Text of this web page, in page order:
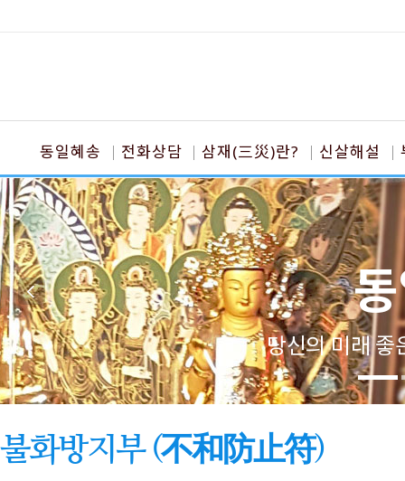
동일혜송 전화상담 삼재(三災)란? 신살해설
당신의 미래 좋
불화방지부 (不和防止符)